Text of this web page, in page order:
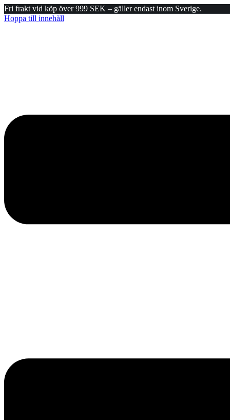
Fri frakt vid köp över 999 SEK – gäller endast inom Sverige.
Hoppa till innehåll